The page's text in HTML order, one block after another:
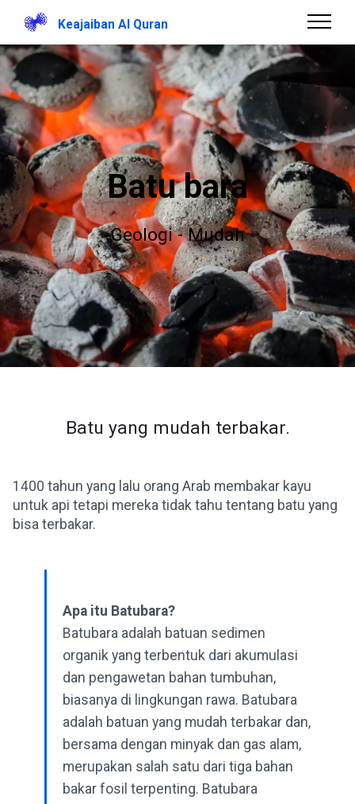
Keajaiban Al Quran
Batu bara
Geologi - Mudah
Batu yang mudah terbakar.
1400 tahun yang lalu orang Arab membakar kayu
untuk api tetapi mereka tidak tahu tentang batu yang
bisa terbakar.
Apa itu Batubara?
Batubara adalah batuan sedimen
organik yang terbentuk dari akumulasi
dan pengawetan bahan tumbuhan,
biasanya di lingkungan rawa. Batubara
adalah batuan yang mudah terbakar dan,
bersama dengan minyak dan gas alam,
merupakan salah satu dari tiga bahan
bakar fosil terpenting. Batubara